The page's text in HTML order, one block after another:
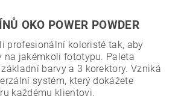
OKO POWER POWDER
profesionální koloristé tak, aby
na jakémkoli fototypu. Paleta
barvy a 3 korektory. Vzniká
systém, který dokážete
každému klientovi.